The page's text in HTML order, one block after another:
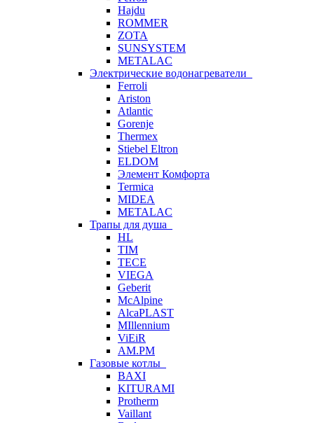
Hajdu
ROMMER
ZOTA
SUNSYSTEM
METALAC
Электрические водонагреватели
Ferroli
Ariston
Atlantic
Gorenje
Thermex
Stiebel Eltron
ELDOM
Элемент Комфорта
Termica
MIDEA
METALAC
Трапы для душа
HL
TIM
TECE
VIEGA
Geberit
McAlpine
AlcaPLAST
MIllennium
ViEiR
AM.PM
Газовые котлы
BAXI
KITURAMI
Protherm
Vaillant